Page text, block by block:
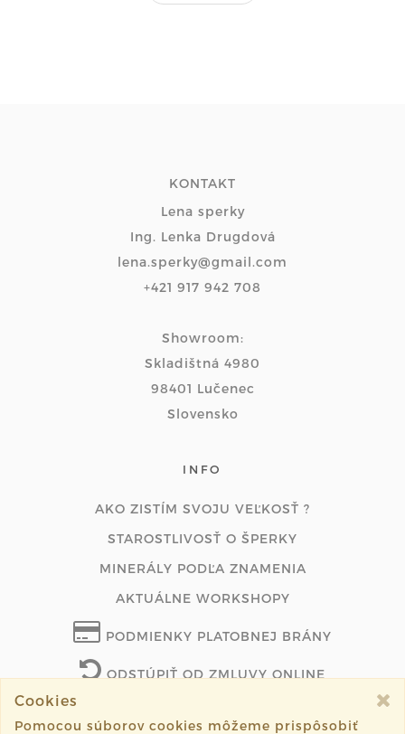
KONTAKT
Lena sperky
Ing. Lenka Drugdová
lena.sperky@gmail.com
+421 917 942 708
Showroom:
Skladištná 4980
98401 Lučenec
Slovensko
INFO
AKO ZISTÍM SVOJU VEĽKOSŤ ?
STAROSTLIVOSŤ O ŠPERKY
MINERÁLY PODĽA ZNAMENIA
AKTUÁLNE WORKSHOPY
PODMIENKY PLATOBNEJ BRÁNY
ODSTÚPIŤ OD ZMLUVY ONLINE
Cookies
Pomocou súborov cookies môžeme prispôsobiť